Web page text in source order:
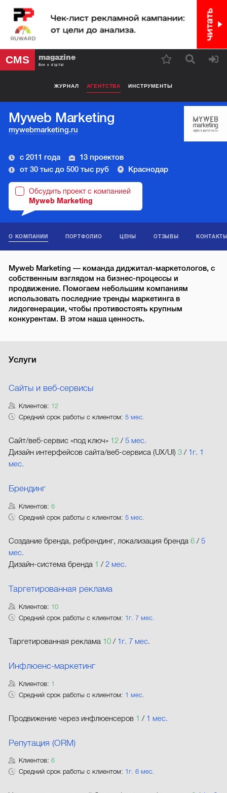
CMS magazine
Все о digital
ЖУРНАЛ АГЕНТСТВА ИНСТРУМЕНТЫ
Myweb Marketing
mywebmarketing.ru
с 2011 года
13 проектов
от 30 тыс до 500 тыс руб
Краснодар
Обсудить проект с компанией
Myweb Marketing
О КОМПАНИИ ПОРТФОЛИО ЦЕНЫ ОТЗЫВЫ
Myweb Marketing — команда диджитал-маркетологов, с
собственным взглядом на бизнес-процессы и
продвижение. Помогаем небольшим компаниям
использовать последние тренды маркетинга в
лидогенерации, чтобы противостоять крупным
конкурентам. В этом наша ценность.
Услуги
Сайты и веб-сервисы
Клиентов: 12
Средний срок работы с клиентом:5 мес.
Сайт/веб-сервис «под ключ» 12 /5 мес.
Дизайн интерфейсов сайта/веб-сервиса (UX/UI) 3 / 1г. 1
мес.
Брендинг
Клиентов:6
Средний срок работы с клиентом:5 мес.
Создание бренда, ребрендинг, локализация бренда 6 /5
мес.
Дизайн-система бренда 1 /2 мес.
Таргетированная реклама
Клиентов: 10
Средний срок работы с клиентом: 1г. 7 мес.
Таргетированная реклама 10 / 1г. 7 мес.
Инфлюенс-маркетинг
Клиентов: 1
Средний срок работы с клиентом: 1 мес.
Продвижение через инфлюенсеров 1 / 1 мес.
Репутация (ORM)
Клиентов:6
Средний срок работы с клиентом: 1г. 6 мес.